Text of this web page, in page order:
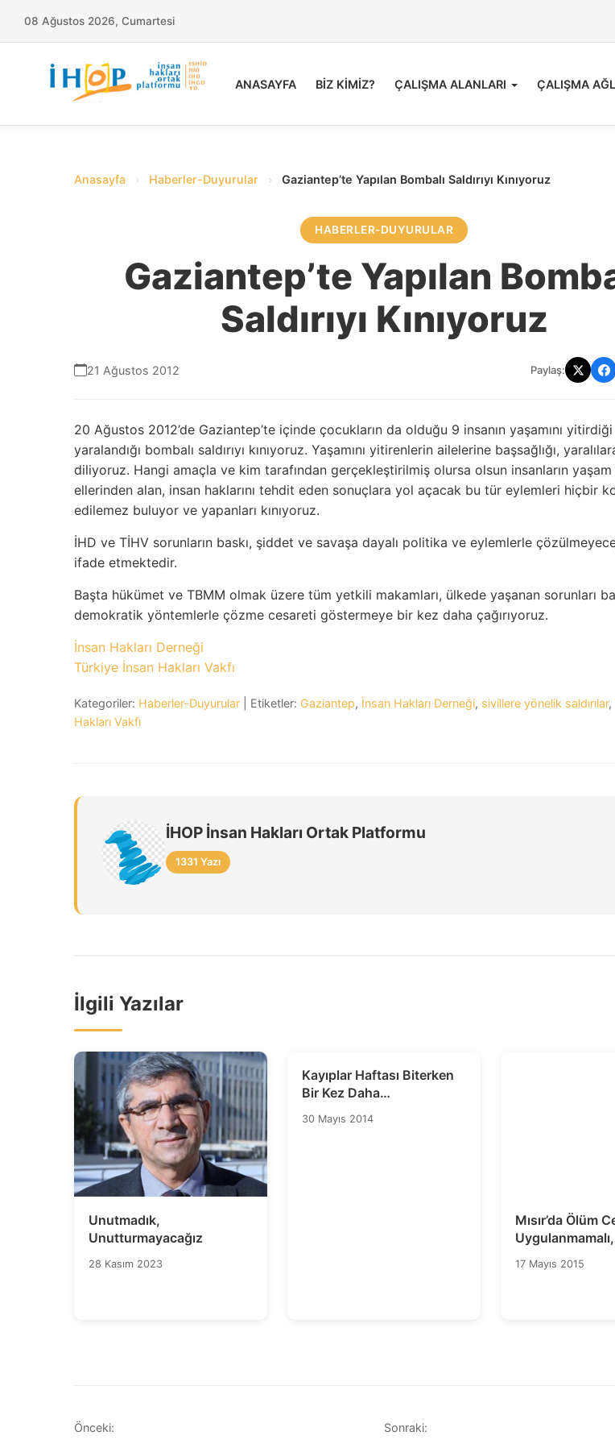
08 Ağustos 2026, Cumartesi
ANASAYFA BİZ KİMİZ? ÇALIŞMA ALANLARI ÇALIŞMA
Anasayfa › Haberler-Duyurular › Gaziantep’te Yapılan Bombalı Saldırıyı Kınıyoruz
HABERLER-DUYURULAR
Gaziantep’te Yapılan
Saldırıyı Kınıyoruz
21 Ağustos 2012 Paylaş:
20 Ağustos 2012’de Gaziantep’te içinde çocukların da olduğu 9 insanın yaşamını yitirdiği
yaralandığı bombalı saldırıyı kınıyoruz. Yaşamını yitirenlerin ailelerine başsağlığı,
diliyoruz. Hangi amaçla ve kim tarafından gerçekleştirilmiş olursa olsun insanların yaşam
ellerinden alan, insan haklarını tehdit eden sonuçlara yol açacak bu tür eylemleri hiçbir
edilemez buluyor ve yapanları kınıyoruz.
İHD ve TİHV sorunların baskı, şiddet ve savaşa dayalı politika ve eylemlerle
ifade etmektedir.
Başta hükümet ve TBMM olmak üzere tüm yetkili makamları, ülkede yaşanan sorunları
demokratik yöntemlerle çözme cesareti göstermeye bir kez daha çağırıyoruz.
İnsan Hakları Derneği
Türkiye İnsan Hakları Vakfı
Kategoriler: Haberler-Duyurular | Etiketler: Gaziantep, İnsan Hakları Derneği, sivillere yönelik saldırılar,
Hakları Vakfı
İHOP İnsan Hakları Ortak Platformu
1331 Yazı
İlgili Yazılar
Unutmadık,
Unutturmayacağız
28 Kasım 2023
Kayıplar Haftası Biterken
Bir Kez Daha
Sesleniyoruz: Kayıplar
Bulunsun! Failler
30 Mayıs 2014
Mısır’da Ölüm
Uygulanmamalı,
Muhammed
Siyasi
17 Mayıs 2015
Yazı
Önceki: Sonraki: